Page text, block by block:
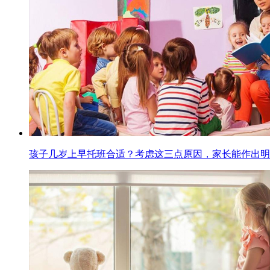
孩子几岁上早托班合适？考虑这三点原因，家长能作出